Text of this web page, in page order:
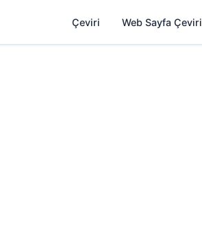
Çeviri Web Sayfa Çeviri